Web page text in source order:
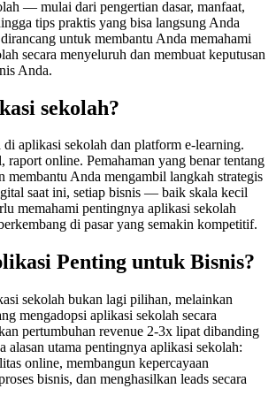
— mulai dari pengertian dasar, manfaat,
tips praktis yang bisa langsung Anda
untuk membantu Anda memahami
secara menyeluruh dan membuat keputusan
Anda.
sekolah?
di aplikasi sekolah dan platform e-learning.
raport online. Pemahaman yang benar tentang
membantu Anda mengambil langkah strategis
saat ini, setiap bisnis — baik skala kecil
memahami pentingnya aplikasi sekolah
di pasar yang semakin kompetitif.
Penting untuk Bisnis?
sekolah bukan lagi pilihan, melainkan
mengadopsi aplikasi sekolah secara
pertumbuhan revenue 2-3x lipat dibanding
alasan utama pentingnya aplikasi sekolah:
online, membangun kepercayaan
bisnis, dan menghasilkan leads secara